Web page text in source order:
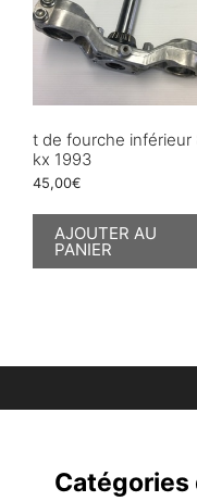
t de fourche inférieur
kx 1993
45,00€
AJOUTER AU
PANIER
Catégories